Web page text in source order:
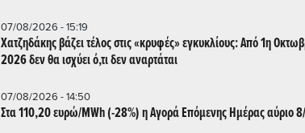
07/08/2026 - 15:19
Χατζηδάκης βάζει τέλος στις «κρυφές» εγκυκλίους: Από 1η
2026 δεν θα ισχύει ό,τι δεν αναρτάται
07/08/2026 - 14:50
Στα 110,20 ευρώ/MWh (-28%) η Αγορά Επόμενης Ημέρας αύριο